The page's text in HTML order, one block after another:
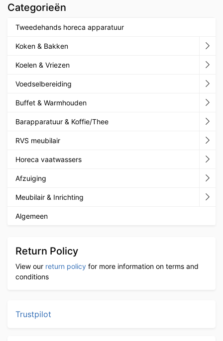
Categorieën
Tweedehands horeca apparatuur
Koken & Bakken
Koelen & Vriezen
Voedselbereiding
Buffet & Warmhouden
Barapparatuur & Koffie/Thee
RVS meubilair
Horeca vaatwassers
Afzuiging
Meubilair & Inrichting
Algemeen
Return Policy
View our return policy for more information on terms and
conditions
Trustpilot